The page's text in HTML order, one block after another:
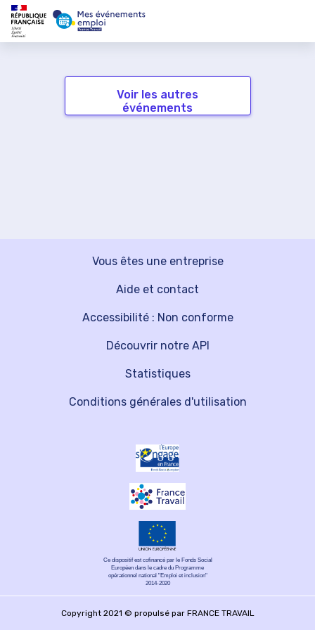
Voir les autres
événements
Vous êtes une entreprise
Découvrir notre API
Aide et contact
Statistiques
Accessibilité : Non conforme
Conditions générales d'utilisation
Ce dispositif est cofinancé par le Fonds Social
Européen dans le cadre du Programme
opérationnel national "Emploi et inclusion"
2014-2020
Copyright 2021 © propulsé par FRANCE TRAVAIL